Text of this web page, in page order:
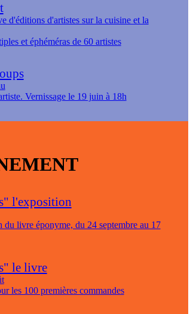
d'éditions d'artistes sur la cuisine et la
et éphéméras de 60 artistes
Vernissage le 19 juin à 18h
l'exposition
du livre éponyme, du 24 septembre au 17
le livre
les 100 premières commandes